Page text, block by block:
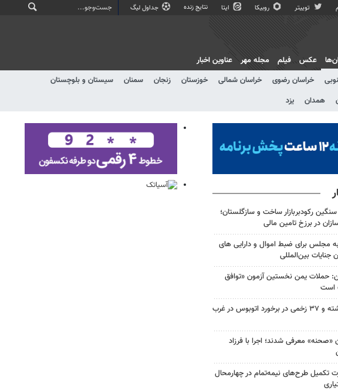
توییتر روبیکا ایتا نتایج زنده جداول لیگ
خراسان رضوی خراسان شمالی خوزستان زنجان سمنان
سیستان و بلوچستان
همدان یزد
عکس فیلم مجله مهر عناوین اخبار
رکودبربازار ساخت و سازگلستان؛
در برزخ تامین مالی
مجلس برای ضبط اموال و دارایی های
جنایات بین‌المللی
حملات یمن نخستین آزمون «توافق
است
۲۱ کشته و ۳۷ زخمی در برخورد اتوبوس در غرب
«صحنه» معرفی شدند؛ اجرا با فرزاد
تکمیل طرح‌های نیمه‌تمام در چهارمحال